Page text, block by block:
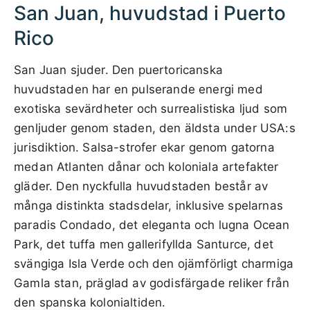
San Juan, huvudstad i Puerto
Rico
San Juan sjuder. Den puertoricanska
huvudstaden har en pulserande energi med
exotiska sevärdheter och surrealistiska ljud som
genljuder genom staden, den äldsta under USA:s
jurisdiktion. Salsa-strofer ekar genom gatorna
medan Atlanten dånar och koloniala artefakter
gläder. Den nyckfulla huvudstaden består av
många distinkta stadsdelar, inklusive spelarnas
paradis Condado, det eleganta och lugna Ocean
Park, det tuffa men gallerifyllda Santurce, det
svängiga Isla Verde och den ojämförligt charmiga
Gamla stan, präglad av godisfärgade reliker från
den spanska kolonialtiden.